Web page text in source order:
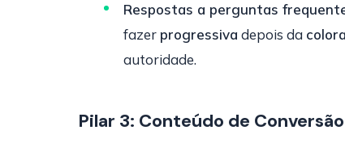
Respostas a perguntas
fazer progressiva depois da
autoridade.
Pilar 3: Conteúdo de